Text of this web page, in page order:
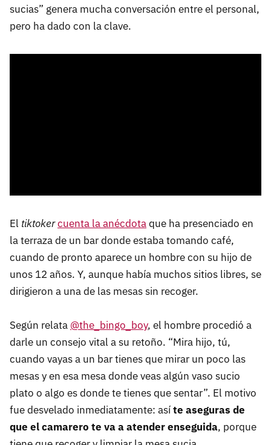
sucias” genera mucha conversación entre el personal,
pero ha dado con la clave.
El tiktokercuenta la anécdotaque ha presenciado en
la terraza de un bar donde estaba tomando café,
cuando de pronto aparece un hombre con su hijo de
unos 12 años. Y, aunque había muchos sitios libres, se
dirigieron a una de las mesas sin recoger.
Según relata @the_bingo_boy, el hombre procedió a
darle un consejo vital a su retoño. “Mira hijo, tú,
cuando vayas a un bar tienes que mirar un poco las
mesas y en esa mesa donde veas algún vaso sucio
plato o algo es donde te tienes que sentar”. El motivo
fue desvelado inmediatamente: asíte aseguras de
que el camarero te va a atender enseguida, porque